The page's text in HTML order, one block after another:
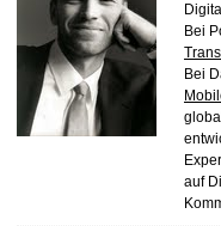
Bei
Bei
auf